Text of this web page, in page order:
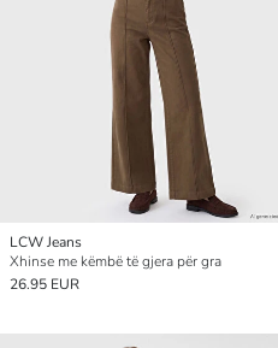
LCW Jeans
Xhinse me këmbë të gjera për gra
26.95 EUR